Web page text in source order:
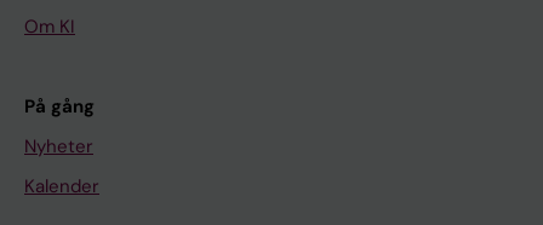
Om KI
På gång
Nyheter
Kalender